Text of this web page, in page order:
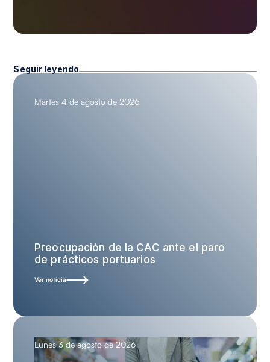
Seguir leyendo
Martes 4 de agosto de 2026
Preocupación de la CAC ante el paro
de prácticos portuarios
Ver noticia
Lunes 3 de agosto de 2026